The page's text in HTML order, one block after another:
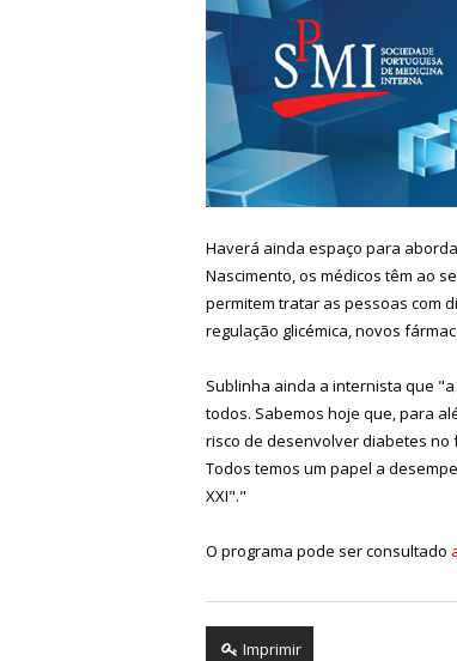
Haverá ainda espaço para
Nascimento, os médicos têm ao
permitem tratar as pessoas com
regulação glicémica, novos
Sublinha ainda a internista que
todos. Sabemos hoje que, para
risco de desenvolver diabetes no
Todos temos um papel a
XXI"."
O programa pode ser consultado
Imprimir